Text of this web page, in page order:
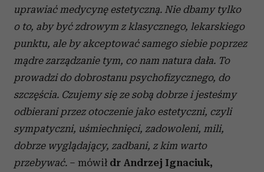
uprawiać medycynę estetyczną. Nie dbamy tylko
o to, aby być zdrowym z klasycznego, lekarskiego
punktu, ale by akceptować samego siebie poprzez
mądre zarządzanie tym, co nam natura dała. To
prowadzi do dobrostanu psychofizycznego, do
szczęścia. Czujemy się ze sobą dobrze i jesteśmy
odbierani przez otoczenie jako estetyczni, czyli
sympatyczni, uśmiechnięci, zadowoleni, mili,
dobrze wyglądający, zadbani, z kim warto
przebywać. – mówił dr Andrzej Ignaciuk,